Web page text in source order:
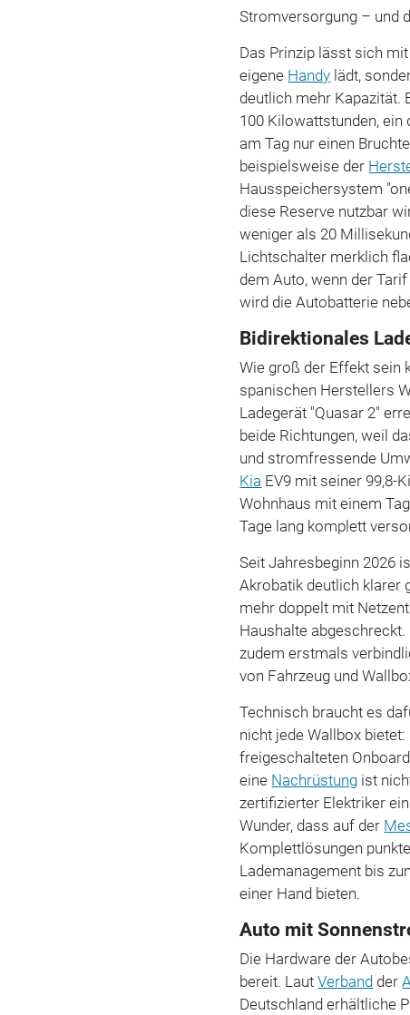
Stromversorgung – und
Das Prinzip lässt sich
eigene Handy lädt,
deutlich mehr Kapazität.
100 Kilowattstunden,
am Tag nur einen
beispielsweise der
Hausspeichersystem
diese Reserve nutzbar
weniger als 20
Lichtschalter merklich
dem Auto, wenn der
wird die Autobatterie
Bidirektionales
Wie groß der Effekt sein
spanischen Herstellers
Ladegerät "Quasar 2"
beide Richtungen, weil
und stromfressende
Kia EV9 mit seiner 99,8-
Wohnhaus mit einem
Tage lang komplett
Seit Jahresbeginn 2026
Akrobatik deutlich klarer
mehr doppelt mit
Haushalte
zudem erstmals
von Fahrzeug und
Technisch braucht es
nicht jede Wallbox
freigeschalteten
eine Nachrüstung ist
zertifizierter Elektriker
Wunder, dass auf der
Komplettlösungen
Lademanagement bis
einer Hand bieten.
Auto mit
Die Hardware der
bereit. LautVerband der
Deutschland erhältliche